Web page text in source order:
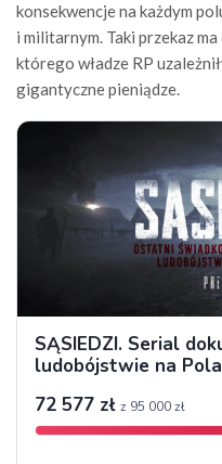
konsekwencje na każdym
i militarnym. Taki przekaz
którego władze RP
gigantyczne pieniądze.